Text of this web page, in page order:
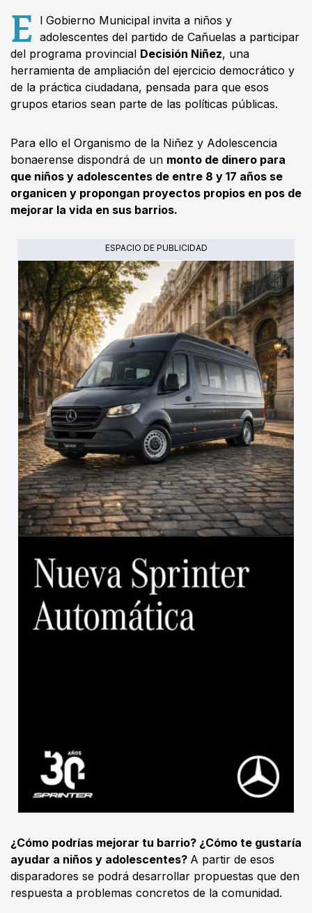
E l Gobierno Municipal invita a niños y
adolescentes del partido de Cañuelas a participar
del programa provincial Decisión Niñez, una
herramienta de ampliación del ejercicio democrático y
de la práctica ciudadana, pensada para que esos
grupos etarios sean parte de las políticas públicas.
Para ello el Organismo de la Niñez y Adolescencia
bonaerense dispondrá de un monto de dinero para
que niños y adolescentes de entre 8 y 17 años se
organicen y propongan proyectos propios en pos de
mejorar la vida en sus barrios.
ESPACIO DE PUBLICIDAD
¿Cómo podrías mejorar tu barrio? ¿Cómo te gustaría
ayudar a niños y adolescentes? A partir de esos
disparadores se podrá desarrollar propuestas que den
respuesta a problemas concretos de la comunidad.